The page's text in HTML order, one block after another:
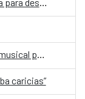
Panamá 33 RPM: un viaje por la historia musical panameña, ahora en Portobelo
caricias”